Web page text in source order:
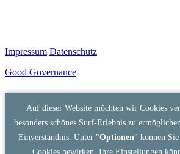
Impressum Datenschutz
Good Governance
Auf dieser Website möchten wir Cookies
besonders schönes Surf-Erlebnis zu
Einverständnis. Unter "Optionen" können Sie
Cookies bewirken. Ihre Einstellungen